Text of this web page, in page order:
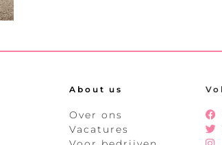
About us
Over ons
Vacatures